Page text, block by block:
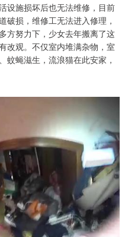
设施损坏后也无法维修，目前
破损，维修工无法进入修理，
方努力下，少女去年搬离了这
改观。不仅室内堆满杂物，室
蚊蝇滋生，流浪猫在此安家，